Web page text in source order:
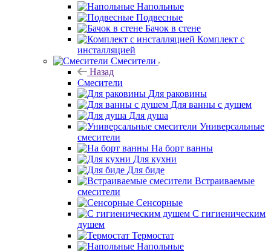
Напольные
Подвесные
Бачок в стене
Комплект с
инсталляцией
Смесители
Назад
Смесители
Для раковины
Для ванны с душем
Для душа
Универсальные
смесители
На борт ванны
Для кухни
Для биде
Встраиваемые
смесители
Сенсорные
С гигиеническим
душем
Термостат
Напольные